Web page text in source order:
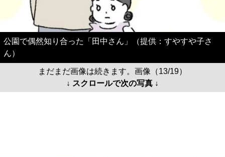
公園で偶然知り合った「田中さん」（提供：すやすや子さ
ん）
まだまだ画像は続きます。画像（13/19）
↓ スクロールで次の写真 ↓